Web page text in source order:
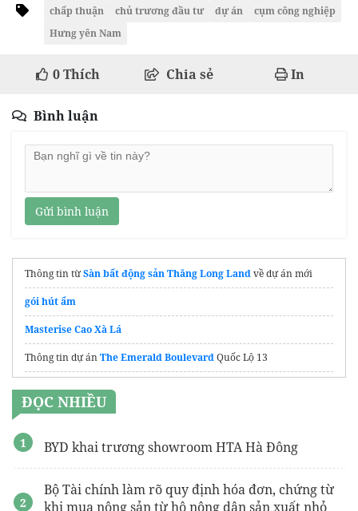
chấp thuận chủ trương đầu tư dự án
cụm công nghiệp
Hưng yên Nam
0Thích Chia sẻ In
Bình luận
Gửi bình luận
Thông tin từSàn bất động sản Thăng Long Landvề dự án mới
gói hút ẩm
Masterise Cao Xà Lá
Thông tin dự ánThe Emerald BoulevardQuốc Lộ 13
Máy lọc không khí AirProce
Shophouse Catbarina Bay
thiết bị đo
ĐỌC NHIỀU
BYD khai trương showroom HTA Hà Đông
Bộ Tài chính làm rõ quy định hóa đơn, chứng từ
khi mua nông sản từ hộ nông dân sản xuất nhỏ